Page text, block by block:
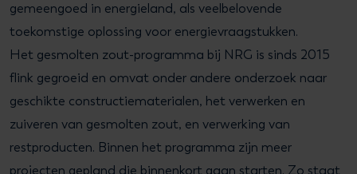
gemeengoed in energieland, als veelbelovende
toekomstige oplossing voor energievraagstukken.
Het gesmolten zout-programma bij NRG is sinds 2015
flink gegroeid en omvat onder andere onderzoek naar
geschikte constructiematerialen, het verwerken en
zuiveren van gesmolten zout, en verwerking van
restproducten. Binnen het programma zijn meer
projecten gepland die binnenkort gaan starten. Zo staat